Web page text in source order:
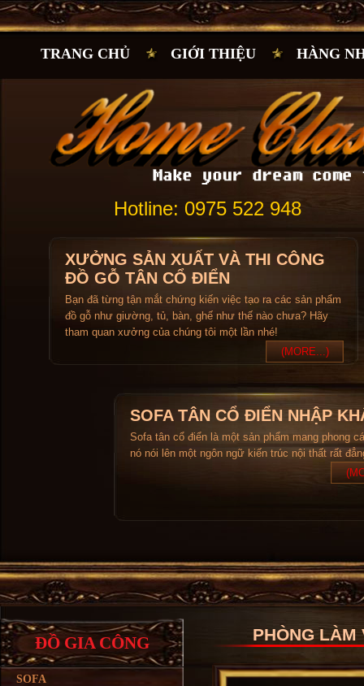
TRANG CHỦ GIỚI THIỆU HÀNG
Hotline: 0975 522 948
XƯỞNG SẢN XUẤT VÀ THI CÔNG
ĐỒ GỖ TÂN CỔ ĐIỂN
Bạn đã từng tận mắt chứng kiến việc tạo ra các sản phẩm
đồ gỗ như giường, tủ, bàn, ghế như thế nào chưa? Hãy
tham quan xưởng của chúng tôi một lần nhé!
(MORE...)
SOFA TÂN CỔ ĐIỂN NHẬP
Sofa tân cổ điển là một sản phẩm mang phong
nó nói lên một ngôn ngữ kiến trúc nội thất rất
ĐỒ GIA CÔNG
SOFA
PHÒNG LÀM